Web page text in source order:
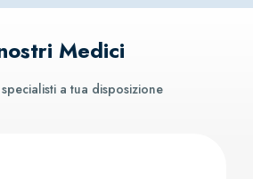
Medici
a tua disposizione